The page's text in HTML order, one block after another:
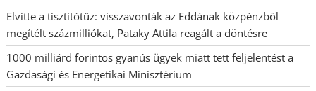
Elvitte a tisztítótűz: visszavonták az Eddának közpénzből
megítélt százmilliókat, Pataky Attila reagált a döntésre
1000 milliárd forintos gyanús ügyek miatt tett feljelentést a
Gazdasági és Energetikai Minisztérium